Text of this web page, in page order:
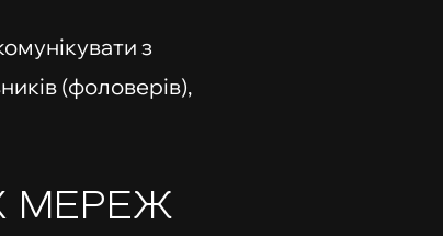
з
(фоловерів),
МЕРЕЖ